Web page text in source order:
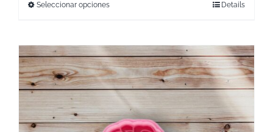
Seleccionar opciones Details